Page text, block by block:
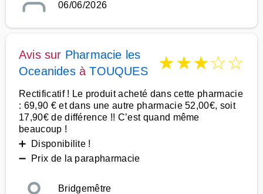
06/06/2026
Avis sur Pharmacie les
OceanidesàTOUQUES ★★★☆☆
Rectificatif ! Le produit acheté dans cette pharmacie
: 69,90 € et dans une autre pharmacie 52,00€, soit
17,90€ de différence !! C’est quand même
beaucoup !
➕ Disponibilite !
➖ Prix de la parapharmacie
Bridgemêtre